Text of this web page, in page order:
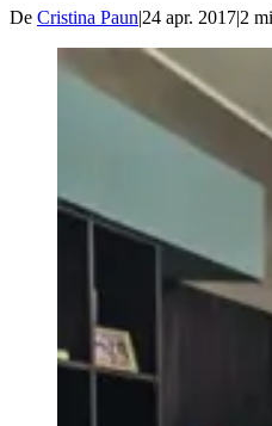
De Cristina Paun|24 apr. 2017|2